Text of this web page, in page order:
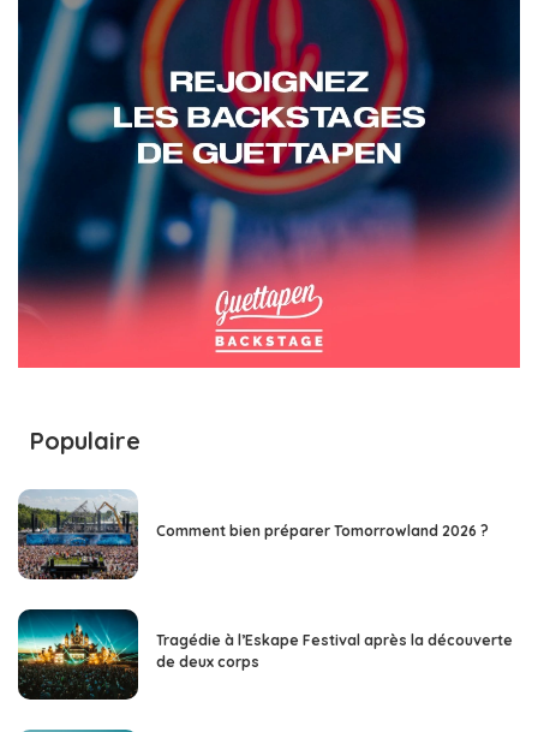
Populaire
Comment bien préparer Tomorrowland 2026 ?
Tragédie à l’Eskape Festival après la découverte
de deux corps